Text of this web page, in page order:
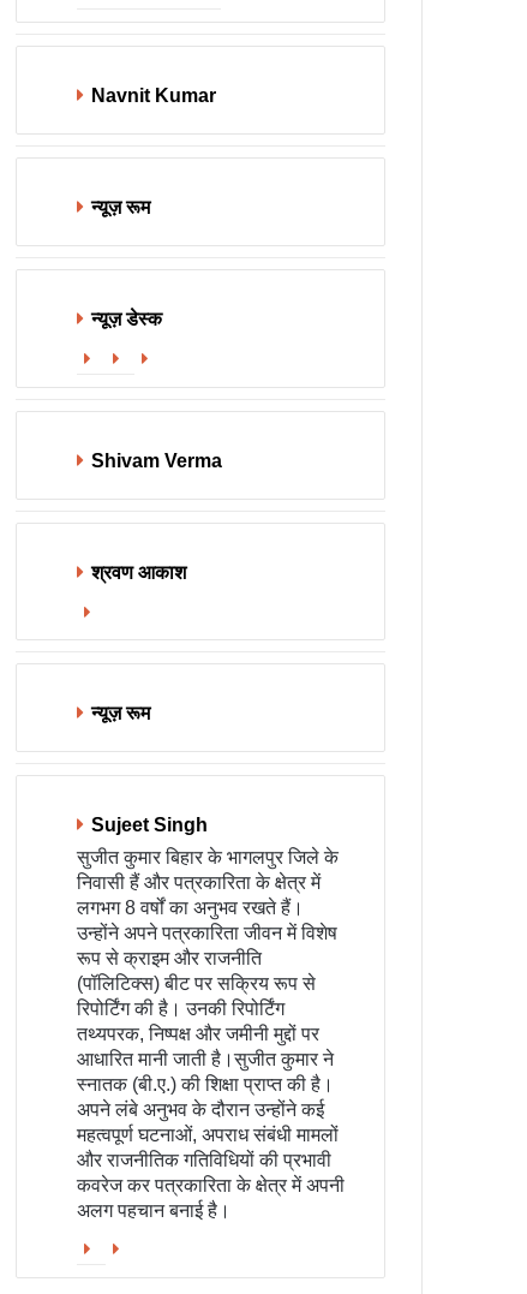
Website
Facebook
X LinkedIn
YouTube
Instagram
Navnit Kumar
न्यूज़ रूम
न्यूज़ डेस्क
Website
Facebook
X
Shivam Verma
श्रवण आकाश
Website
न्यूज़ रूम
Sujeet Singh
सुजीत कुमार बिहार के भागलपुर जिले के
निवासी हैं और पत्रकारिता के क्षेत्र में
लगभग 8 वर्षों का अनुभव रखते हैं।
उन्होंने अपने पत्रकारिता जीवन में विशेष
रूप से क्राइम और राजनीति
(पॉलिटिक्स) बीट पर सक्रिय रूप से
रिपोर्टिंग की है। उनकी रिपोर्टिंग
तथ्यपरक, निष्पक्ष और जमीनी मुद्दों पर
आधारित मानी जाती है।सुजीत कुमार ने
स्नातक (बी.ए.) की शिक्षा प्राप्त की है।
अपने लंबे अनुभव के दौरान उन्होंने कई
महत्वपूर्ण घटनाओं, अपराध संबंधी मामलों
और राजनीतिक गतिविधियों की प्रभावी
कवरेज कर पत्रकारिता के क्षेत्र में अपनी
अलग पहचान बनाई है।
Facebook
X